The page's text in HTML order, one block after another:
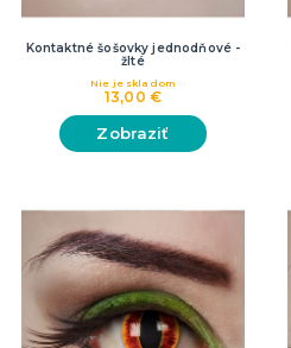
Kontaktné šošovky jednodňové -
žlté
13,00 €
Nie je skladom
Zobraziť